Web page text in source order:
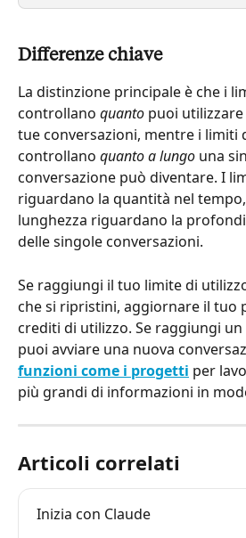
Differenze chiave
La distinzione principale è che i
controllano quanto puoi
tue conversazioni, mentre i limiti
controllano quanto a lungo una
conversazione può diventare. I
riguardano la quantità nel
lunghezza riguardano la
delle singole conversazioni.
Se raggiungi il tuo limite di
che si ripristini, aggiornare il tuo
crediti di utilizzo. Se raggiungi
puoi avviare una nuova
funzioni come i progetti per
più grandi di informazioni in
Articoli correlati
Inizia con Claude